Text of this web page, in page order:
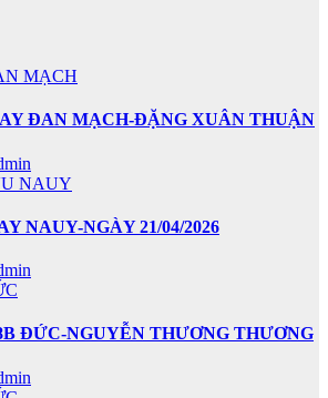
MẠCH
ĐAN MẠCH-ĐẶNG XUÂN THUẬN
NAUY
NAUY-NGÀY 21/04/2026
ĐỨC-NGUYỄN THƯƠNG THƯƠNG